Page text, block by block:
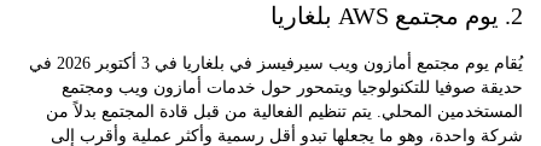
يُقام يوم مجتمع أمازون ويب سيرفيسز في بلغاريا في 3 أكتوبر 2026 في
صوفيا للتكنولوجيا ويتمحور حول خدمات أمازون ويب ومجتمع
المحلي. يتم تنظيم الفعالية من قبل قادة المجتمع بدلاً من
وهو ما يجعلها تبدو أقل رسمية وأكثر عملية وأقرب إلى